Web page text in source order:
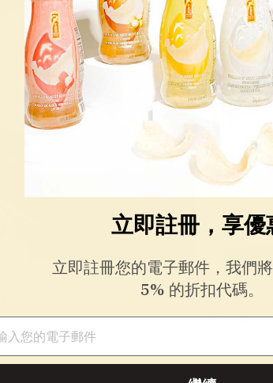
立即註冊，享優
立即註冊您的電子郵件，我們
5% 的折扣代碼。